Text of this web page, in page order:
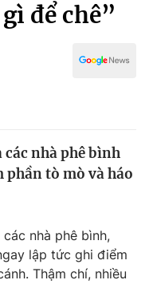
để chê”
nhà phê bình
tò mò và háo
nhà phê bình,
lập tức ghi điểm
Thậm chí, nhiều